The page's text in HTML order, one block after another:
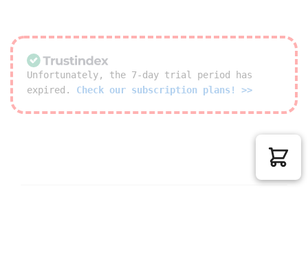
Unfortunately, the 7-day trial period has
expired. Check our subscription plans! >>